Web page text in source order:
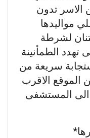
الاسر تدون
مواليدها
لشرطة
تهدد الطمأنينة
سريعة من
الموقع الاقرب
الى المستشفى